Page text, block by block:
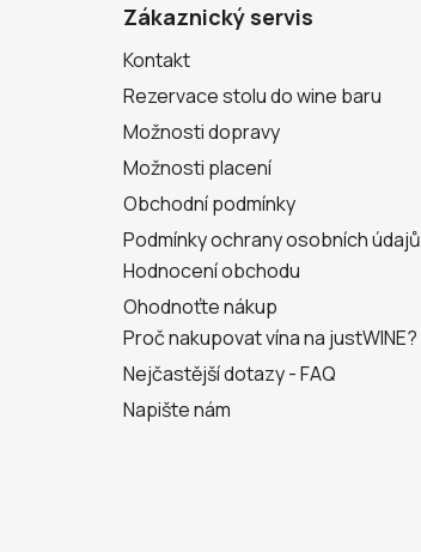
Zákaznický servis
Kontakt
Rezervace stolu do wine baru
Možnosti dopravy
Možnosti placení
Obchodní podmínky
Podmínky ochrany osobních údajů
Hodnocení obchodu
Ohodnoťte nákup
Proč nakupovat vína na justWINE?
Nejčastější dotazy - FAQ
Napište nám